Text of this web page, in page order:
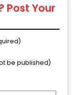
Post Your
be published)